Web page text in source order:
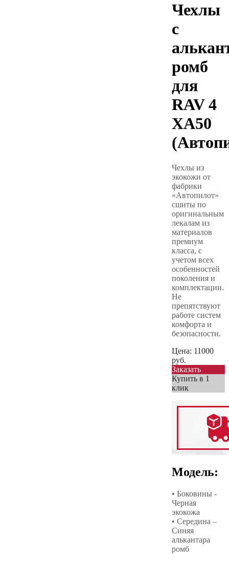
Чехлы
с
ромб
для
RAV 4
XA50
Чехлы из
экокожи от
фабрики
«Автопилот»
сшиты по
оригинальным
лекалам из
материалов
премиум
класса, с
учетом всех
особенностей
поколения и
комплектации.
Не
препятствуют
работе систем
комфорта и
безопасности.
Цена: 11000
руб.
Заказать
Купить в 1
клик
Модель:
• Боковины -
Черная
экокожа
• Середина –
Синяя
алькантара
ромб